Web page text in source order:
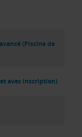
(Piscine de
avec inscription)